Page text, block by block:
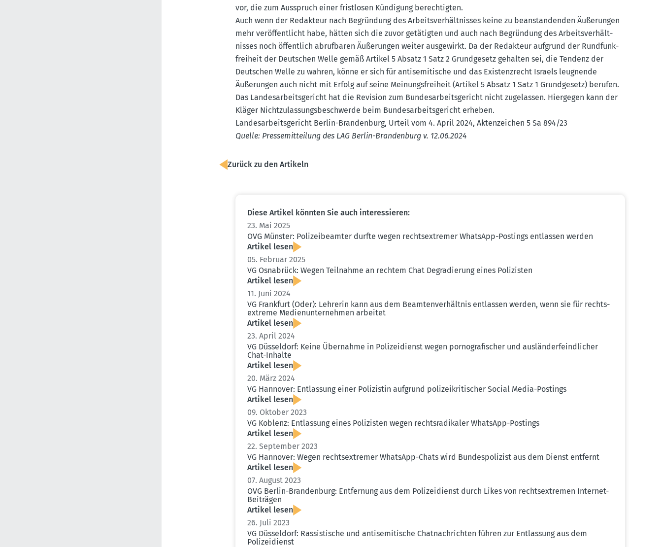
vor, die zum Ausspruch einer frist­losen Kündigung berech­tigten.
Auch wenn der Redakteur nach Begründung des Arbeits­ver­hält­nisses keine zu beanstan­denden Äußerungen
mehr veröf­fent­licht habe, hätten sich die zuvor getätigten und auch nach Begründung des Arbeits­ver­hält­
nisses noch öffentlich abruf­baren Äußerungen weiter ausge­wirkt. Da der Redakteur aufgrund der Rundfunk­
freiheit der Deutschen Welle gemäß Artikel 5 Absatz 1 Satz 2 Grund­gesetz gehalten sei, die Tendenz der
Deutschen Welle zu wahren, könne er sich für antise­mi­tische und das Existenz­recht Israels leugnende
Äußerungen auch nicht mit Erfolg auf seine Meinungs­freiheit (Artikel 5 Absatz 1 Satz 1 Grund­gesetz) berufen.
Das Landes­ar­beits­ge­richt hat die Revision zum Bundes­ar­beits­ge­richt nicht zugelassen. Hiergegen kann der
Kläger Nicht­zu­las­sungs­be­schwerde beim Bundes­ar­beits­ge­richt erheben.
Landes­ar­beits­ge­richt Berlin-Brandenburg, Urteil vom 4. April 2024, Akten­zeichen 5 Sa 894/23
Quelle: Presse­mit­teilung des LAG Berlin-Brandenburg v. 12.06.2024
Zurück zu den Artikeln
Diese Artikel könnten Sie auch inter­es­sieren:
23. Mai 2025
OVG Münster: Polizei­be­amter durfte wegen rechts­ex­tremer WhatsApp-Postings entlassen werden
Artikel lesen
05. Februar 2025
VG Osnabrück: Wegen Teilnahme an rechtem Chat Degra­dierung eines Polizisten
Artikel lesen
11. Juni 2024
VG Frankfurt (Oder): Lehrerin kann aus dem Beamten­ver­hältnis entlassen werden, wenn sie für rechts­
ex­treme Medien­un­ter­nehmen arbeitet
Artikel lesen
23. April 2024
VG Düsseldorf: Keine Übernahme in Polizei­dienst wegen porno­gra­fi­scher und auslän­der­feind­licher
Chat-Inhalte
Artikel lesen
20. März 2024
VG Hannover: Entlassung einer Polizistin aufgrund polizei­kri­ti­scher Social Media-Postings
Artikel lesen
09. Oktober 2023
VG Koblenz: Entlassung eines Polizisten wegen rechts­ra­di­kaler WhatsApp-Postings
Artikel lesen
22. September 2023
VG Hannover: Wegen rechts­ex­tremer WhatsApp-Chats wird Bundes­po­lizist aus dem Dienst entfernt
Artikel lesen
07. August 2023
OVG Berlin-Brandenburg: Entfernung aus dem Polizei­dienst durch Likes von rechts­ex­tremen Internet-
Beiträgen
Artikel lesen
26. Juli 2023
VG Düsseldorf: Rassis­tische und antise­mi­tische Chatnach­richten führen zur Entlassung aus dem
Polizei­dienst